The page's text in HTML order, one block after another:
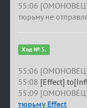
55:06 [ОМОНОВЕЦ]
тюрьму не
Ход № 5.
55:06 [ОМОНОВЕЦ]
55:08 [Effect]
55:09
тюрьму Effect